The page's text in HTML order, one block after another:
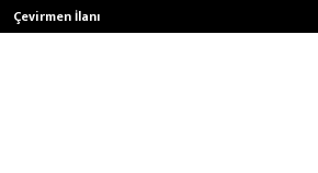
Çevirmen İlanı